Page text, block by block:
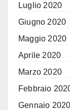
Luglio 2020
Giugno 2020
Maggio 2020
Aprile 2020
Marzo 2020
Febbraio
Gennaio 2020